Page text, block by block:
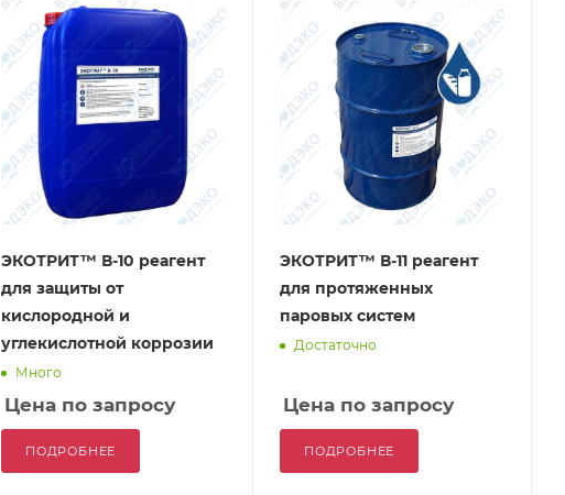
ЭКОТРИТ™ В-10 реагент
для защиты от
кислородной и
углекислотной коррозии
Много
Цена по запросу
ПОДРОБНЕЕ
ЭКОТРИТ™ В-11 реагент
для протяженных
паровых систем
Достаточно
Цена по запросу
ПОДРОБНЕЕ